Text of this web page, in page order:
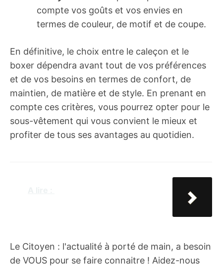
compte vos goûts et vos envies en
termes de couleur, de motif et de coupe.
En définitive, le choix entre le caleçon et le
boxer dépendra avant tout de vos préférences
et de vos besoins en termes de confort, de
maintien, de matière et de style. En prenant en
compte ces critères, vous pourrez opter pour le
sous-vêtement qui vous convient le mieux et
profiter de tous ses avantages au quotidien.
Le Citoyen : l'actualité à porté de main, a besoin
de VOUS pour se faire connaitre ! Aidez-nous